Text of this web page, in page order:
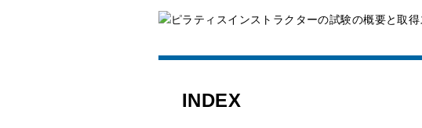
INDEX